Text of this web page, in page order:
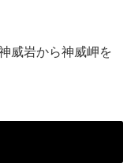
威岩から神威岬を